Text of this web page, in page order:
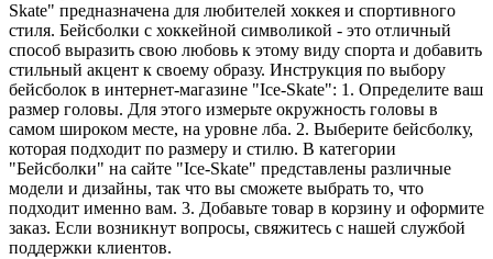
Skate" предназначена для любителей хоккея и спортивного
стиля. Бейсболки с хоккейной символикой - это отличный
способ выразить свою любовь к этому виду спорта и добавить
стильный акцент к своему образу. Инструкция по выбору
бейсболок в интернет-магазине "Ice-Skate": 1. Определите ваш
размер головы. Для этого измерьте окружность головы в
самом широком месте, на уровне лба. 2. Выберите бейсболку,
которая подходит по размеру и стилю. В категории
"Бейсболки" на сайте "Ice-Skate" представлены различные
модели и дизайны, так что вы сможете выбрать то, что
подходит именно вам. 3. Добавьте товар в корзину и оформите
заказ. Если возникнут вопросы, свяжитесь с нашей службой
поддержки клиентов.